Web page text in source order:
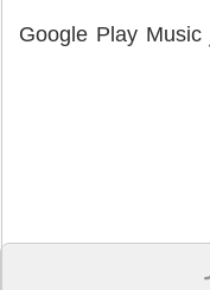
Fit data، Google Play Movies و Google Play Music